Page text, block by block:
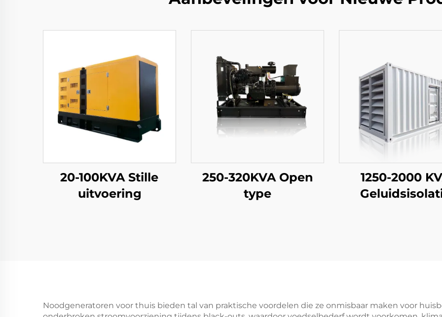
20-100KVA Stille
uitvoering
250-320KVA Open
type
1250-2000
Noodgeneratoren voor thuis bieden tal van praktische voordelen die ze onmisbaar maken voor